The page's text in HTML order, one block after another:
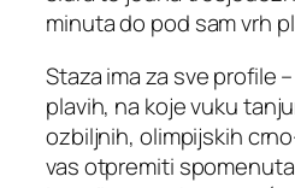
minuta do pod sam vrh
Staza ima za sve profile
plavih, na koje vuku
ozbiljnih, olimpijskih
vas otpremiti